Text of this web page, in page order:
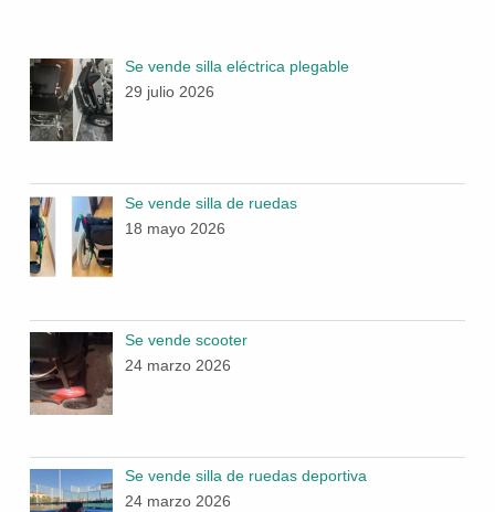
Se vende silla eléctrica plegable
29 julio 2026
Se vende silla de ruedas
18 mayo 2026
Se vende scooter
24 marzo 2026
Se vende silla de ruedas deportiva
24 marzo 2026